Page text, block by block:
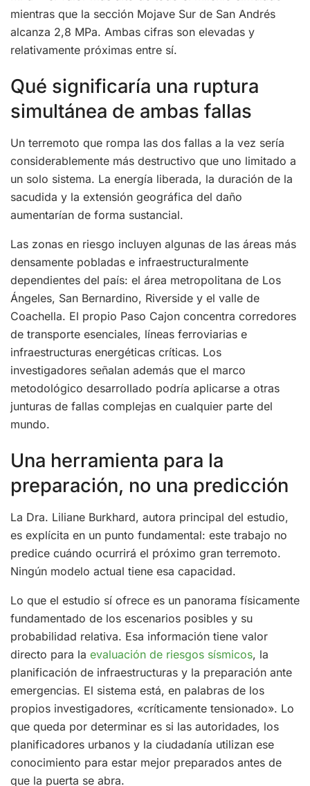
mientras que la sección Mojave Sur de San Andrés
alcanza 2,8 MPa. Ambas cifras son elevadas y
relativamente próximas entre sí.
Qué significaría una ruptura
simultánea de ambas fallas
Un terremoto que rompa las dos fallas a la vez sería
considerablemente más destructivo que uno limitado a
un solo sistema. La energía liberada, la duración de la
sacudida y la extensión geográfica del daño
aumentarían de forma sustancial.
Las zonas en riesgo incluyen algunas de las áreas más
densamente pobladas e infraestructuralmente
dependientes del país: el área metropolitana de Los
Ángeles, San Bernardino, Riverside y el valle de
Coachella. El propio Paso Cajon concentra corredores
de transporte esenciales, líneas ferroviarias e
infraestructuras energéticas críticas. Los
investigadores señalan además que el marco
metodológico desarrollado podría aplicarse a otras
junturas de fallas complejas en cualquier parte del
mundo.
Una herramienta para la
preparación, no una predicción
La Dra. Liliane Burkhard, autora principal del estudio,
es explícita en un punto fundamental: este trabajo no
predice cuándo ocurrirá el próximo gran terremoto.
Ningún modelo actual tiene esa capacidad.
Lo que el estudio sí ofrece es un panorama físicamente
fundamentado de los escenarios posibles y su
probabilidad relativa. Esa información tiene valor
directo para la evaluación de riesgos sísmicos, la
planificación de infraestructuras y la preparación ante
emergencias. El sistema está, en palabras de los
propios investigadores, «críticamente tensionado». Lo
que queda por determinar es si las autoridades, los
planificadores urbanos y la ciudadanía utilizan ese
conocimiento para estar mejor preparados antes de
que la puerta se abra.